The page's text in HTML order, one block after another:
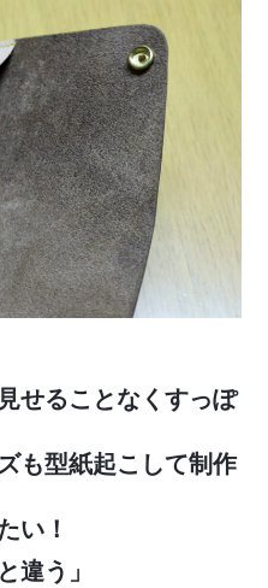
せることなくすっぽ
も型紙起こして制作
い！
違う」